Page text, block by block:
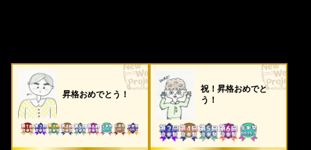
会場内・外で発生した事故・盗難等は主催者・会場・出
演者は一切責任を負いません。
怪我やトラブルの原因となりますので、キャリーケース
などの大きなお荷物は近隣または駅のコインロッカーな
どにお預けいただき、床や通路などに手荷物を置かない
ようにしてください。会場でお預かりもお断りします。
昇格おめでとう！
祝！昇格おめでと
う！